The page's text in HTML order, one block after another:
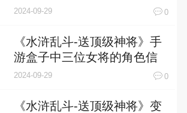
看看他与其他红将相比，孰
2024-09-29 0
《水浒乱斗-送顶级神将》手
游盒子中三位女将的角色信
息介绍
2024-09-29 0
《水浒乱斗-送顶级神将》变